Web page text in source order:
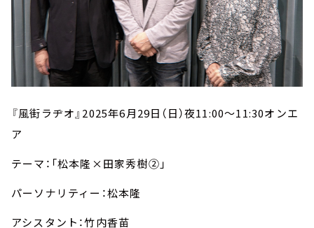
『風街ラヂオ』 2025年6月29日（日）夜11:00～11:30オンエ
ア
テーマ：「松本隆×田家秀樹②」
パーソナリティー：松本隆
アシスタント：竹内香苗